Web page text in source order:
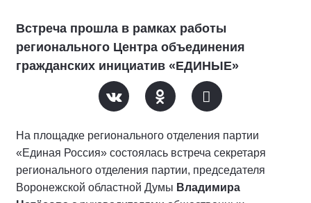
Встреча прошла в рамках работы
регионального Центра объединения
гражданских инициатив «ЕДИНЫЕ»
На площадке регионального отделения партии
«Единая Россия» состоялась встреча секретаря
регионального отделения партии, председателя
Воронежской областной Думы Владимира